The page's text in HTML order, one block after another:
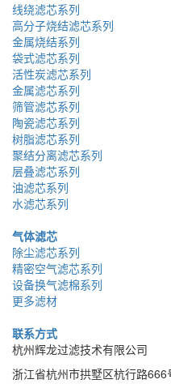
线绕滤芯系列
高分子烧结滤芯系列
金属烧结系列
袋式滤芯系列
活性炭滤芯系列
金属滤芯系列
筛管滤芯系列
陶瓷滤芯系列
树脂滤芯系列
聚结分离滤芯系列
层叠滤芯系列
油滤芯系列
水滤芯系列
气体滤芯
除尘滤芯系列
精密空气滤芯系列
设备换气滤棉系列
更多滤材
联系方式
杭州辉龙过滤技术有限公司
浙江省杭州市拱墅区杭行路666